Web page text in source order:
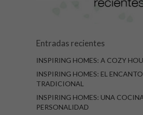
Entradas recientes
INSPIRING HOMES: A COZY
INSPIRING HOMES: EL
TRADICIONAL
INSPIRING HOMES: UNA
PERSONALIDAD